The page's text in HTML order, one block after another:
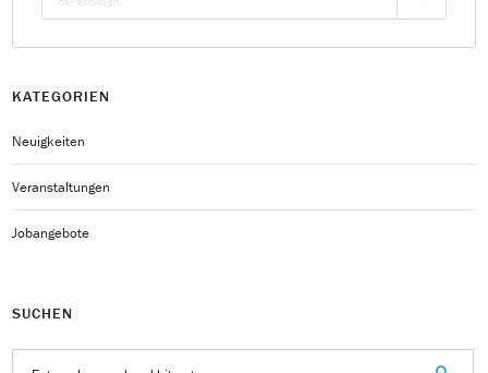
KATEGORIEN
Neuigkeiten
Veranstaltungen
Jobangebote
SUCHEN